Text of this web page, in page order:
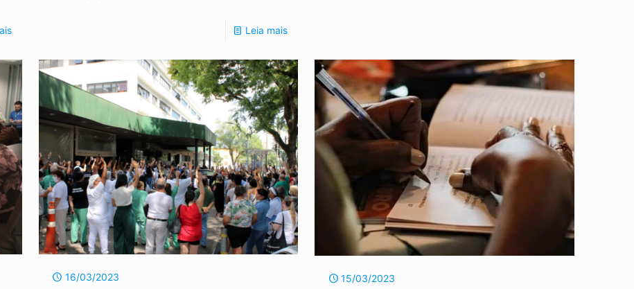
Leia mais
16/03/2023 15/03/2023